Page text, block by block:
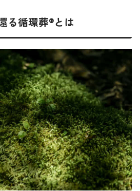
る循環葬®とは